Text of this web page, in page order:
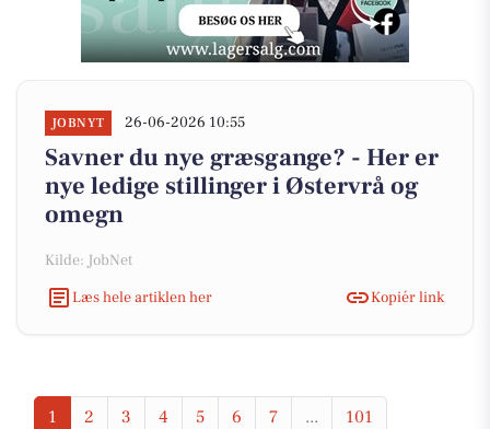
JOBNYT 26-06-2026 10:55
Savner du nye græsgange? - Her er
nye ledige stillinger i Østervrå og
omegn
Kilde: JobNet
Læs hele artiklen her
Kopiér link
1 2 3 4 5 6 7 ... 101